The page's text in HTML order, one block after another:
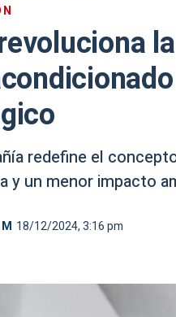
redefine el
y un menor impacto
18/12/2024, 3:16 pm